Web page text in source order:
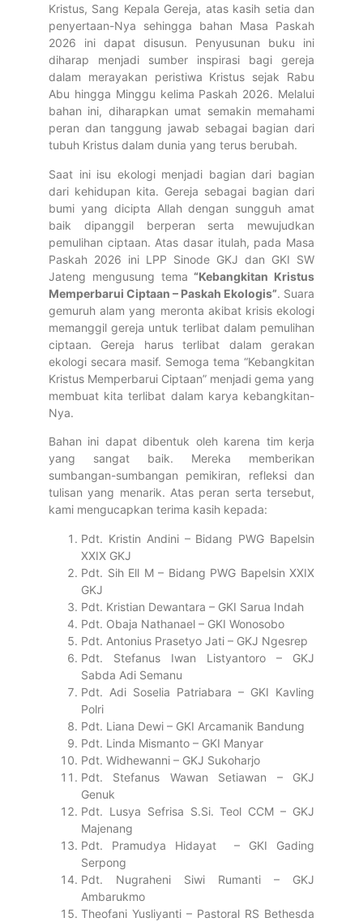
Kristus, Sang Kepala Gereja, atas kasih setia dan
penyertaan-Nya sehingga bahan Masa Paskah
2026 ini dapat disusun. Penyusunan buku ini
diharap menjadi sumber inspirasi bagi gereja
dalam merayakan peristiwa Kristus sejak Rabu
Abu hingga Minggu kelima Paskah 2026. Melalui
bahan ini, diharapkan umat semakin memahami
peran dan tanggung jawab sebagai bagian dari
tubuh Kristus dalam dunia yang terus berubah.
Saat ini isu ekologi menjadi bagian dari bagian
dari kehidupan kita. Gereja sebagai bagian dari
bumi yang dicipta Allah dengan sungguh amat
baik dipanggil berperan serta mewujudkan
pemulihan ciptaan. Atas dasar itulah, pada Masa
Paskah 2026 ini LPP Sinode GKJ dan GKI SW
Jateng mengusung tema“Kebangkitan Kristus
Memperbarui Ciptaan – Paskah Ekologis”. Suara
gemuruh alam yang meronta akibat krisis ekologi
memanggil gereja untuk terlibat dalam pemulihan
ciptaan. Gereja harus terlibat dalam gerakan
ekologi secara masif. Semoga tema “Kebangkitan
Kristus Memperbarui Ciptaan” menjadi gema yang
membuat kita terlibat dalam karya kebangkitan-
Nya.
Bahan ini dapat dibentuk oleh karena tim kerja
yang sangat baik. Mereka memberikan
sumbangan-sumbangan pemikiran, refleksi dan
tulisan yang menarik. Atas peran serta tersebut,
kami mengucapkan terima kasih kepada:
Pdt. Kristin Andini – Bidang PWG Bapelsin
XXIX GKJ
Pdt. Sih Ell M – Bidang PWG Bapelsin XXIX
GKJ
Pdt. Kristian Dewantara – GKI Sarua Indah
Pdt. Obaja Nathanael – GKI Wonosobo
Pdt. Antonius Prasetyo Jati – GKJ Ngesrep
Pdt. Stefanus Iwan Listyantoro – GKJ
Sabda Adi Semanu
Pdt. Adi Soselia Patriabara – GKI Kavling
Polri
Pdt. Liana Dewi – GKI Arcamanik Bandung
Pdt. Linda Mismanto – GKI Manyar
Pdt. Widhewanni – GKJ Sukoharjo
Pdt. Stefanus Wawan Setiawan – GKJ
Genuk
Pdt. Lusya Sefrisa S.Si. Teol CCM – GKJ
Majenang
Pdt. Pramudya Hidayat – GKI Gading
Serpong
Pdt. Nugraheni Siwi Rumanti – GKJ
Ambarukmo
Theofani Yusliyanti – Pastoral RS Bethesda